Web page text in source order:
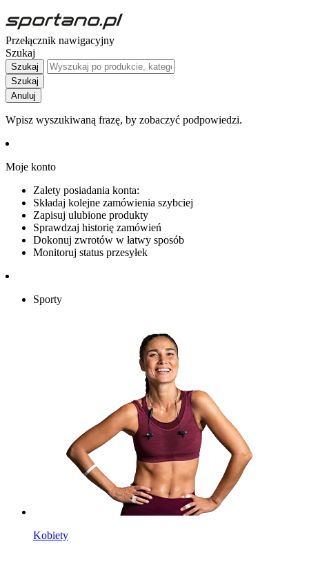
Przełącznik nawigacyjny
Szukaj
Szukaj
Szukaj
Anuluj
Wpisz wyszukiwaną frazę, by zobaczyć podpowiedzi.
Moje konto
Zalety posiadania konta:
Składaj kolejne zamówienia szybciej
Zapisuj ulubione produkty
Sprawdzaj historię zamówień
Dokonuj zwrotów w łatwy sposób
Monitoruj status przesyłek
Sporty
Kobiety